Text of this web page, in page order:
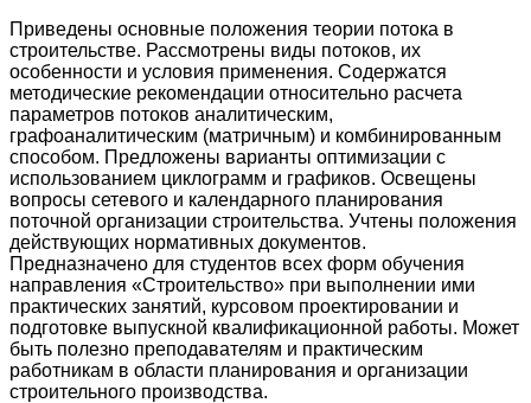
Приведены основные положения теории потока в
строительстве. Рассмотрены виды потоков, их
особенности и условия применения. Содержатся
методические рекомендации относительно расчета
параметров потоков аналитическим,
графоаналитическим (матричным) и комбинированным
способом. Предложены варианты оптимизации с
использованием циклограмм и графиков. Освещены
вопросы сетевого и календарного планирования
поточной организации строительства. Учтены положения
действующих нормативных документов.
Предназначено для студентов всех форм обучения
направления «Строительство» при выполнении ими
практических занятий, курсовом проектировании и
подготовке выпускной квалификационной работы. Может
быть полезно преподавателям и практическим
работникам в области планирования и организации
строительного производства.